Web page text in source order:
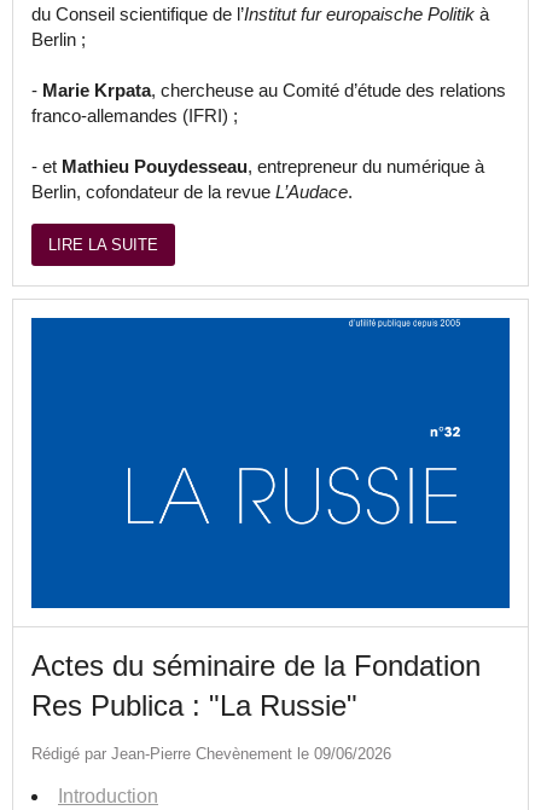
du Conseil scientifique de l’Institut fur europaische Politik à
Berlin ;
- Marie Krpata, chercheuse au Comité d’étude des relations
franco-allemandes (IFRI) ;
- et Mathieu Pouydesseau, entrepreneur du numérique à
Berlin, cofondateur de la revue L’Audace.
LIRE LA SUITE
Actes du séminaire de la Fondation
Res Publica : "La Russie"
Rédigé par Jean-Pierre Chevènement le 09/06/2026
Introduction